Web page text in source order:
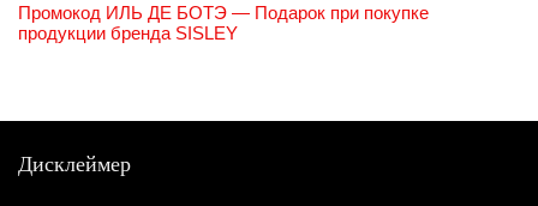
Промокод ИЛЬ ДЕ БОТЭ — Подарок при покупке
продукции бренда SISLEY
Дисклеймер